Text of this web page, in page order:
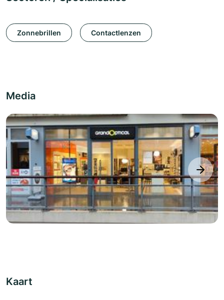
Zonnebrillen Contactlenzen
Media
next
Kaart